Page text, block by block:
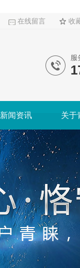
在线留言 收
服
新闻资讯 关于